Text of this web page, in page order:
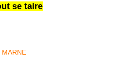
se taire
MARNE